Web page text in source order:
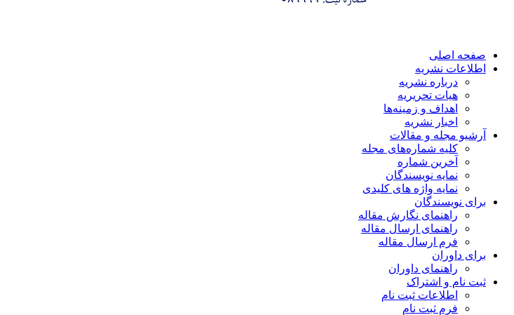
صفحه اصلی
اطلاعات نشریه
درباره نشریه
هیات تحریریه
اهداف و زمینه‌ها
اخبار نشریه
آرشیو مجله و مقالات
کلیه شماره‌های مجله
آخرین شماره
نمایه نویسندگان
نمایه واژه های کلیدی
برای نویسندگان
راهنمای نگارش مقاله
راهنمای ارسال مقاله
فرم ارسال مقاله
برای داوران
راهنمای داوران
ثبت نام و اشتراک
اطلاعات ثبت نام
فرم ثبت نام